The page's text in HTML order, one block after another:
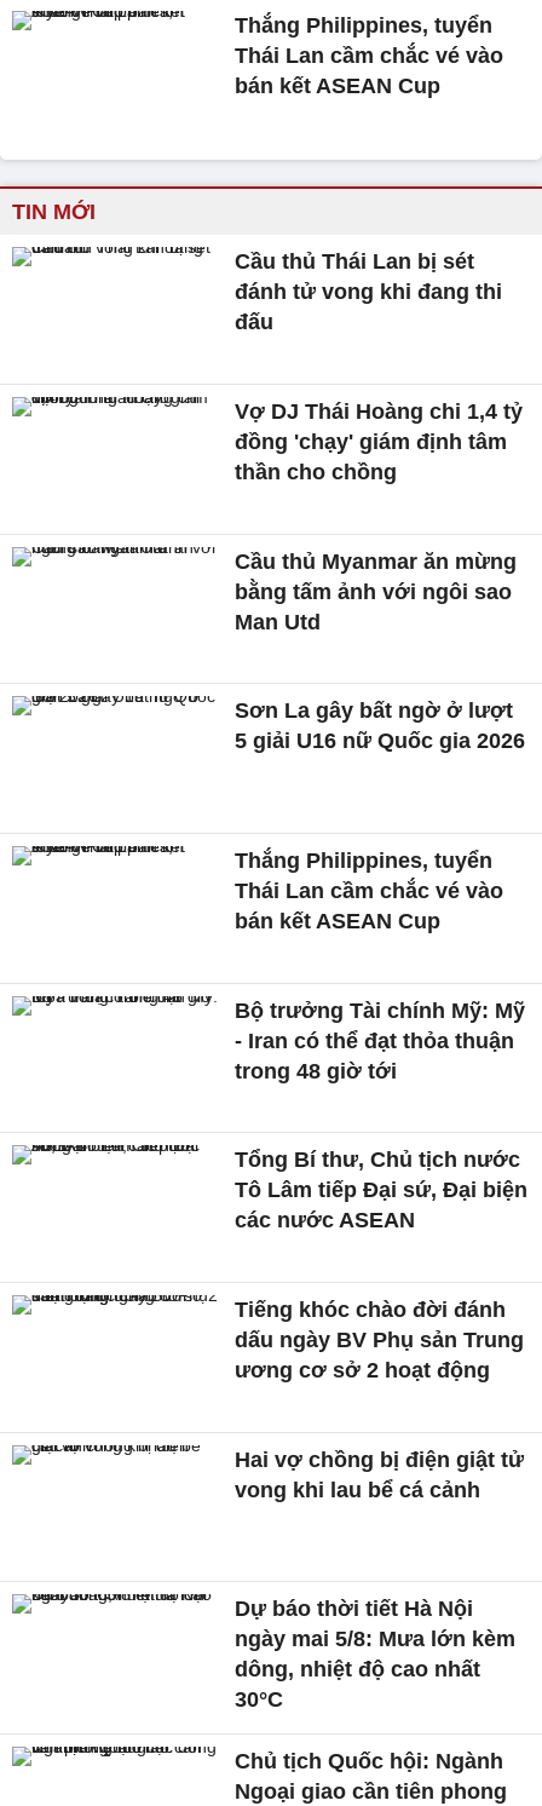
Thắng Philippines, tuyển
Thái Lan cầm chắc vé vào
bán kết ASEAN Cup
TIN MỚI
Cầu thủ Thái Lan bị sét
đánh tử vong khi đang thi
đấu
Vợ DJ Thái Hoàng chi 1,4 tỷ
đồng 'chạy' giám định tâm
thần cho chồng
Cầu thủ Myanmar ăn mừng
bằng tấm ảnh với ngôi sao
Man Utd
Sơn La gây bất ngờ ở lượt
5 giải U16 nữ Quốc gia 2026
Thắng Philippines, tuyển
Thái Lan cầm chắc vé vào
bán kết ASEAN Cup
Bộ trưởng Tài chính Mỹ: Mỹ
- Iran có thể đạt thỏa thuận
trong 48 giờ tới
Tổng Bí thư, Chủ tịch nước
Tô Lâm tiếp Đại sứ, Đại biện
các nước ASEAN
Tiếng khóc chào đời đánh
dấu ngày BV Phụ sản Trung
ương cơ sở 2 hoạt động
Hai vợ chồng bị điện giật tử
vong khi lau bể cá cảnh
Dự báo thời tiết Hà Nội
ngày mai 5/8: Mưa lớn kèm
dông, nhiệt độ cao nhất
30°C
Chủ tịch Quốc hội: Ngành
Ngoại giao cần tiên phong